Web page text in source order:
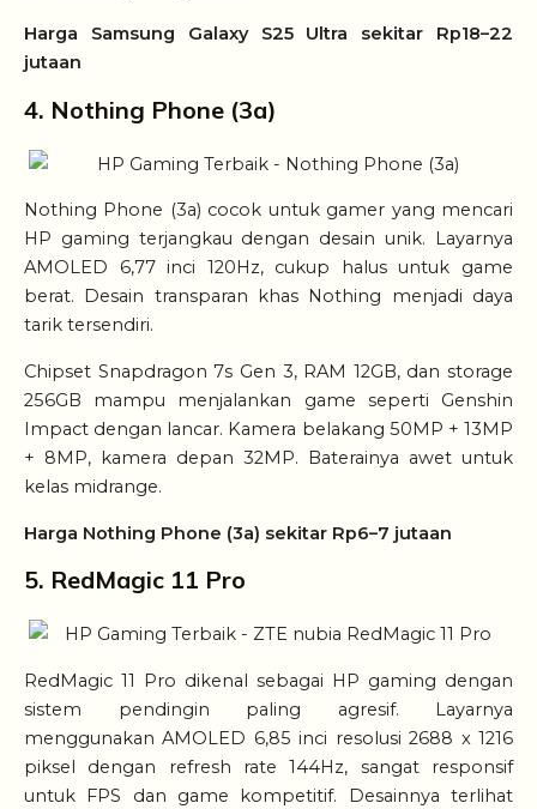
Harga Samsung Galaxy S25 Ultra sekitar Rp18–22
jutaan
4. Nothing Phone (3a)
Nothing Phone (3a) cocok untuk gamer yang mencari
HP gaming terjangkau dengan desain unik. Layarnya
AMOLED 6,77 inci 120Hz, cukup halus untuk game
berat. Desain transparan khas Nothing menjadi daya
tarik tersendiri.
Chipset Snapdragon 7s Gen 3, RAM 12GB, dan storage
256GB mampu menjalankan game seperti Genshin
Impact dengan lancar. Kamera belakang 50MP + 13MP
+ 8MP, kamera depan 32MP. Baterainya awet untuk
kelas midrange.
Harga Nothing Phone (3a) sekitar Rp6–7 jutaan
5. RedMagic 11 Pro
RedMagic 11 Pro dikenal sebagai HP gaming dengan
sistem pendingin paling agresif. Layarnya
menggunakan AMOLED 6,85 inci resolusi 2688 x 1216
piksel dengan refresh rate 144Hz, sangat responsif
untuk FPS dan game kompetitif. Desainnya terlihat